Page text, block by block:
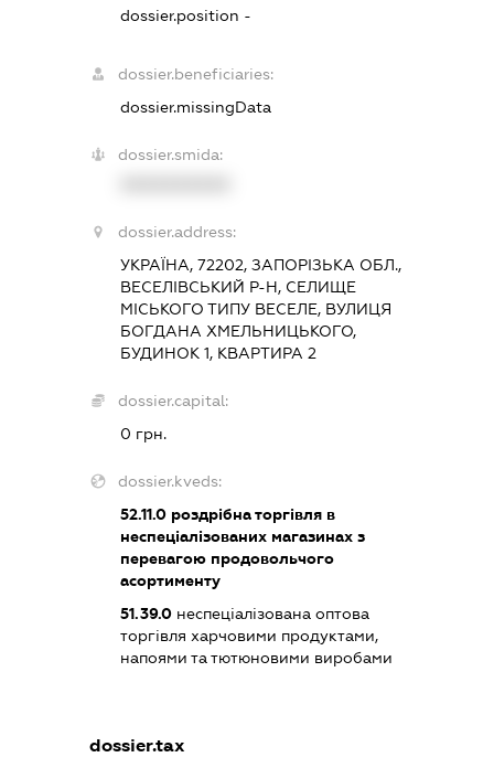
dossier.position -
dossier.beneficiaries:
dossier.missingData
dossier.smida:
dossier.address:
УКРАЇНА, 72202, ЗАПОРІЗЬКА ОБЛ.,
ВЕСЕЛІВСЬКИЙ Р-Н, СЕЛИЩЕ
МІСЬКОГО ТИПУ ВЕСЕЛЕ, ВУЛИЦЯ
БОГДАНА ХМЕЛЬНИЦЬКОГО,
БУДИНОК 1, КВАРТИРА 2
dossier.capital:
0 грн.
dossier.kveds:
52.11.0роздрібна торгівля в
неспеціалізованих магазинах з
перевагою продовольчого
асортименту
51.39.0неспеціалізована оптова
торгівля харчовими продуктами,
напоями та тютюновими виробами
dossier.tax